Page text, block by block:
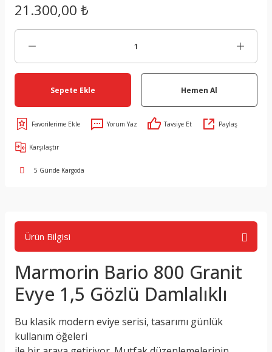
21.300,00 ₺
Sepete Ekle Hemen Al
Yorum Yaz Tavsiye Et Paylaş
Karşılaştır
5 Günde Kargoda
Ürün Bilgisi
Marmorin Bario 800 Granit
Evye 1,5 Gözlü Damlalıklı
Bu klasik modern eviye serisi, tasarımı günlük
kullanım öğeleri